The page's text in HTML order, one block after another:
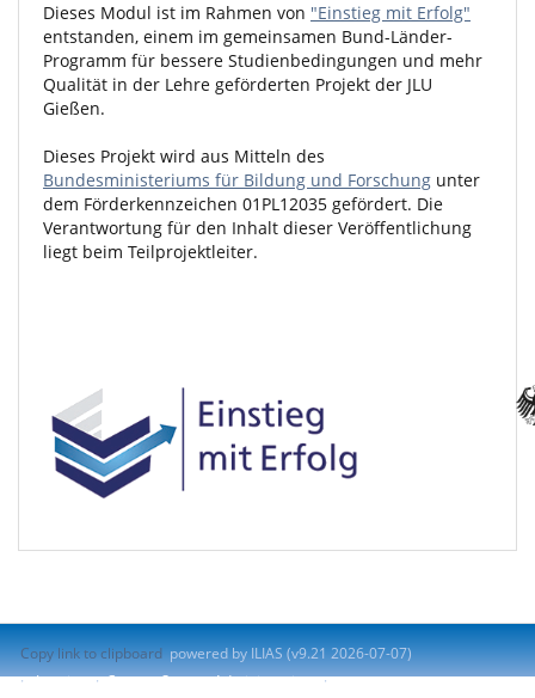
Dieses Modul ist im Rahmen von "Einstieg mit Erfolg"
entstanden, einem im gemeinsamen Bund-Länder-
Programm für bessere Studienbedingungen und mehr
Qualität in der Lehre geförderten Projekt der JLU
Gießen.
Dieses Projekt wird aus Mitteln des
Bundesministeriums für Bildung und Forschung unter
dem Förderkennzeichen 01PL12035 gefördert. Die
Verantwortung für den Inhalt dieser Veröffentlichung
liegt beim Teilprojektleiter.
Copy link to clipboard powered by ILIAS (v9.21 2026-07-07)
Imprint
Contact System Administration